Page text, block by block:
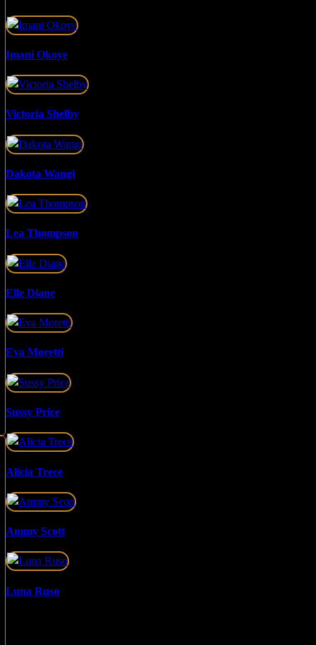
Imani Okoye
Victoria Shelby
Dakota Wangi
Lea Thompson
Elle Diane
Eva Moretti
Sussy Price
Alicia Trece
Ammy Scott
Luna Ruso